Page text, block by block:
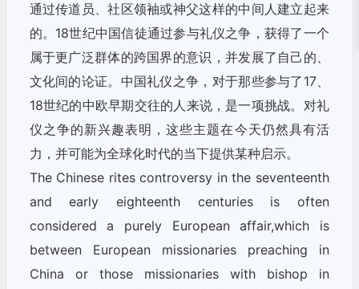
通过传道员、社区领袖或神父这样的中间人建立起来
的。18世纪中国信徒通过参与礼仪之争，获得了一个
属于更广泛群体的跨国界的意识，并发展了自己的、
文化间的论证。中国礼仪之争，对于那些参与了17、
18世纪的中欧早期交往的人来说，是一项挑战。对礼
仪之争的新兴趣表明，这些主题在今天仍然具有活
力，并可能为全球化时代的当下提供某种启示。
The Chinese rites controversy in the seventeenth
and early eighteenth centuries is often
considered a purely European affair,which is
between European missionaries preaching in
China or those missionaries with bishop in